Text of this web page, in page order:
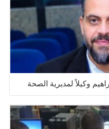
وكيلاً لمديرية الصحة